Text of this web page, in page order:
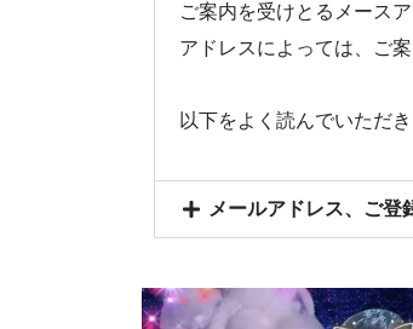
ご案内を受けとるメース
アドレスによっては、ご
以下をよく読んでいただ
メールアドレス、ご登